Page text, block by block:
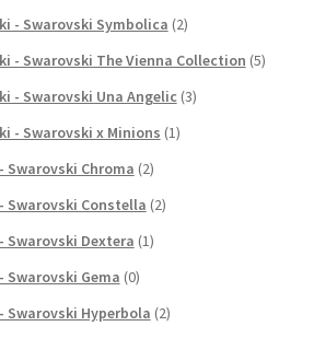
- Swarovski Symbolica (2)
- Swarovski The Vienna Collection (5)
- Swarovski Una Angelic (3)
- Swarovski x Minions (1)
Swarovski Chroma (2)
Swarovski Constella (2)
Swarovski Dextera (1)
Swarovski Gema (0)
Swarovski Hyperbola (2)